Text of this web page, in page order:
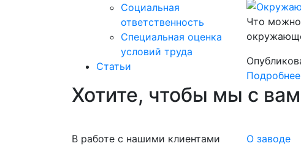
Социальная
ответственность
Специальная оценка
условий труда
Статьи
Что можно
Подробнее
Хотите, чтобы мы с
В работе с нашими клиентами
О заводе